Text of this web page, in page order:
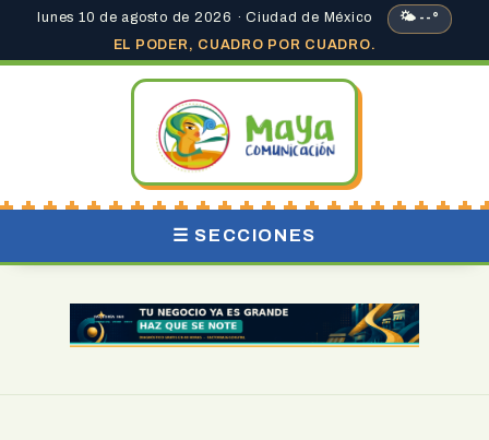
lunes 10 de agosto de 2026 · Ciudad de México
🌤 --°
EL PODER, CUADRO POR CUADRO.
☰ SECCIONES